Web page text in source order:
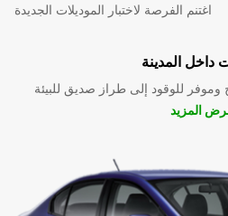
اغتنم الفرصة لاختبار الموديلات الجديدة
داخل المدينة
للوقود إلى طراز صديق للبيئة
المزيد